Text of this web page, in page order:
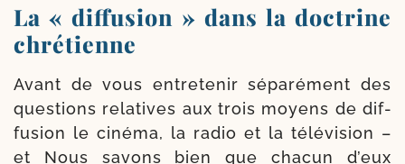
La « diffusion » dans la doctrine
chrétienne
Avant de vous entre­te­nir sépa­ré­ment des
ques­tions rela­tives aux trois moyens de dif­
fu­sion le ciné­ma, la radio et la télé­vi­sion –
et Nous savons bien que cha­cun d’eux